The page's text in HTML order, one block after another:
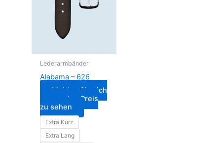
Lederarmbänder
Alabama – 626
Melden Sie sich
an, um den Preis
zu sehen
Extra Kurz
Extra Lang